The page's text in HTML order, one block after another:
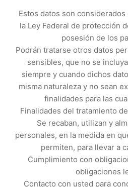
Estos datos son
la Ley Federal de protección
posesión de los
Podrán tratarse otros datos
sensibles, que no se
siempre y cuando dichos
misma naturaleza y no sean
finalidades para las
Finalidades del tratamiento
Se recaban, utilizan y
personales, en la medida en
permiten, para llevar a
Cumplimiento con
obligaciones
Contacto con usted para